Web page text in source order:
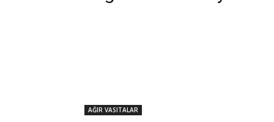
AĞIR VASITALAR